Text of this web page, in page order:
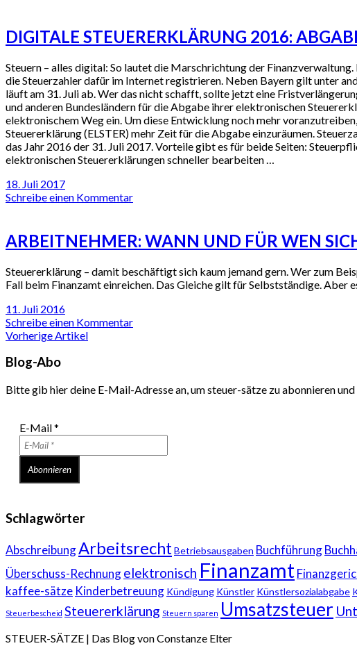
DIGITALE STEUERERKLÄRUNG 2016:
Steuern – alles digital: So lautet die Marschrichtung der
die Steuerzahler dafür im Internet registrieren. Neben Bayern gilt unter
läuft am 31. Juli ab. Wer das nicht schafft, sollte jetzt eine
und anderen Bundesländern für die Abgabe ihrer elektronischen
elektronischem Weg ein. Um diese Entwicklung noch mehr
Steuererklärung (ELSTER) mehr Zeit für die Abgabe einzuräumen.
das Jahr 2016 der 31. Juli 2017. Vorteile gibt es für beide Seiten:
elektronischen Steuererklärungen schneller bearbeiten …
18. Juli 2017
Schreibe einen Kommentar
ARBEITNEHMER: WANN UND FÜR WEN
Steuererklärung – damit beschäftigt sich kaum jemand gern. Wer zum
Fall beim Finanzamt einreichen. Das Gleiche gilt für Selbstständige.
11. Juli 2016
Schreibe einen Kommentar
Vorherige Artikel
Blog-Abo
Bitte gib hier deine E-Mail-Adresse an, um steuer-sätze zu abonnieren
E-Mail*
Schlagwörter
AbschreibungArbeitsrechtBetriebsausgaben Buchführung
Überschuss-Rechnungelektronisch Finanzamt
kaffee-sätze Kinderbetreuung Kündigung Künstler Künstlersozialabgabe
Steuerbescheid Steuererklärung Steuern sparen Umsatzsteuer
STEUER-SÄTZE | Das Blog von Constanze Elter